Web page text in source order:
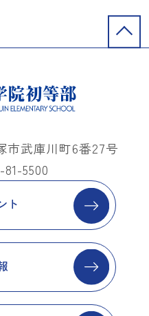
市武庫川町6番27号
5500
ト